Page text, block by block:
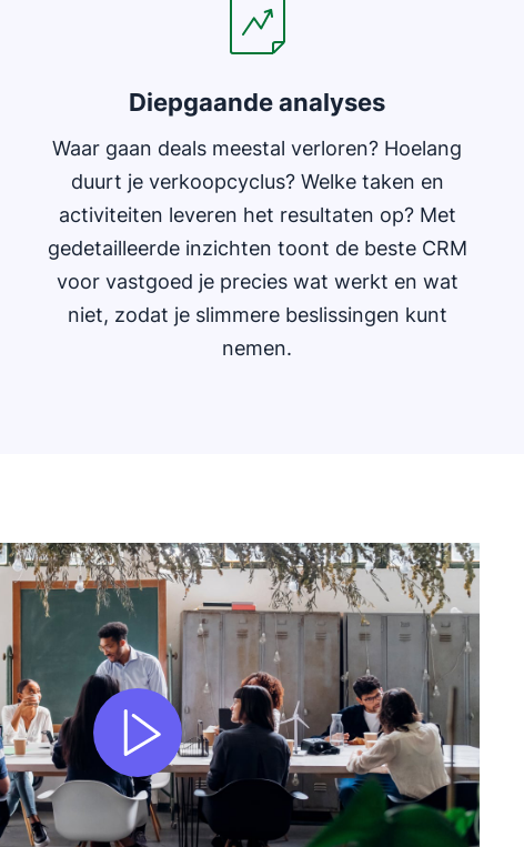
Diepgaande analyses
Waar gaan deals meestal verloren? Hoelang
duurt je verkoopcyclus? Welke taken en
activiteiten leveren het resultaten op? Met
gedetailleerde inzichten toont de beste CRM
voor vastgoed je precies wat werkt en wat
niet, zodat je slimmere beslissingen kunt
nemen.